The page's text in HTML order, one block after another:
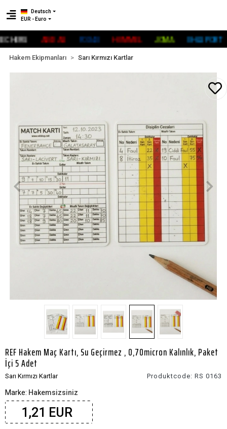
ADİDAS FOX40 HUMMEL JOMA UHLSPORT
Deutsch
EUR - Euro
Hakem Ekipmanları Sarı Kırmızı Kartlar
REF Hakem Maç Kartı, Su Geçirmez , 0,70micron Kalınlık, Paket
İçi 5 Adet
Sarı Kırmızı Kartlar Produktcode: RS 0163
Marke: Hakemsizsiniz
1,21 EUR